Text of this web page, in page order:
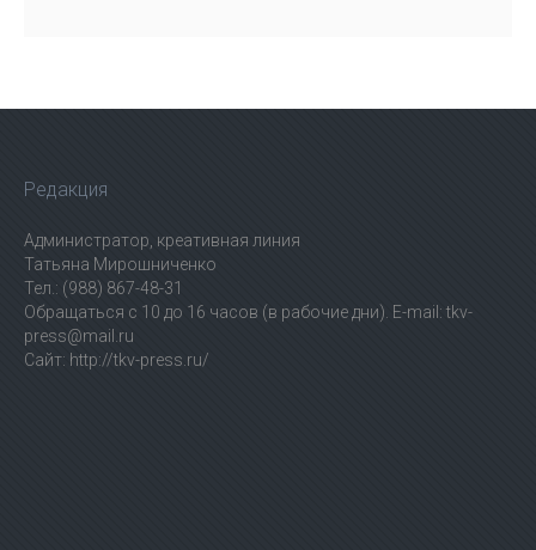
Редакция
Администратор, креативная линия
Татьяна Мирошниченко
Тел.: (988) 867-48-31
Обращаться с 10 до 16 часов (в рабочие дни). E-mail: tkv-
press@mail.ru
Сайт: http://tkv-press.ru/